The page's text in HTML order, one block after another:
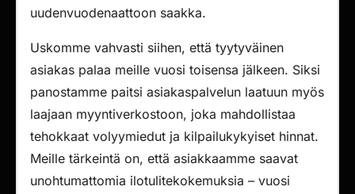
uudenvuodenaattoon saakka.
Uskomme vahvasti siihen, että tyytyväinen
asiakas palaa meille vuosi toisensa jälkeen. Siksi
panostamme paitsi asiakaspalvelun laatuun myös
laajaan myyntiverkostoon, joka mahdollistaa
tehokkaat volyymiedut ja kilpailukykyiset hinnat.
Meille tärkeintä on, että asiakkaamme saavat
unohtumattomia ilotulitekokemuksia – vuosi